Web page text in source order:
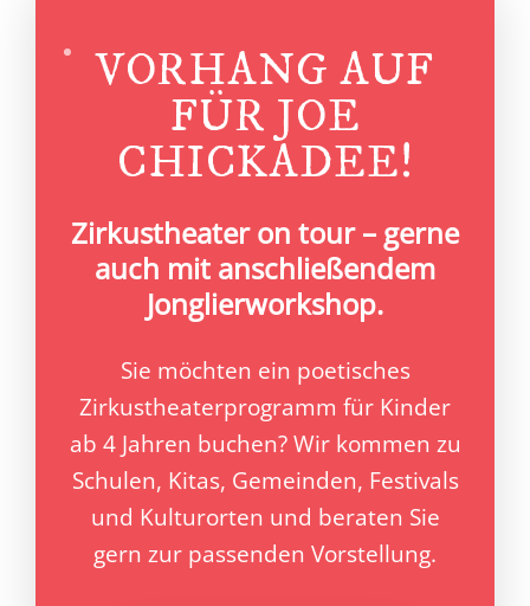
VORHANG AUF
FÜR JOE
CHICKADEE!
Zirkustheater on tour – gerne
auch mit anschließendem
Jonglierworkshop.
Sie möchten ein poetisches
Zirkustheaterprogramm für Kinder
ab 4 Jahren buchen? Wir kommen zu
Schulen, Kitas, Gemeinden, Festivals
und Kulturorten und beraten Sie
gern zur passenden Vorstellung.